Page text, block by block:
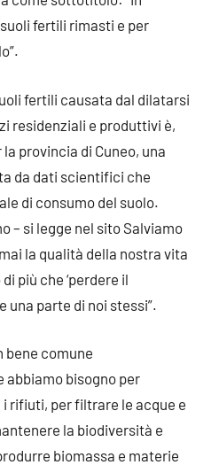
fertili rimasti e per
fertili causata dal dilatarsi
residenziali e produttivi è,
provincia di Cuneo, una
da dati scientifici che
di consumo del suolo.
– si legge nel sito Salviamo
la qualità della nostra vita
più che ‘perdere il
una parte di noi stessi”.
bene comune
abbiamo bisogno per
rifiuti, per filtrare le acque e
la biodiversità e
biomassa e materie